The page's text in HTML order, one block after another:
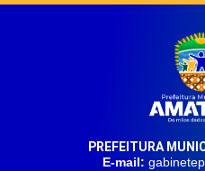
PREFEITURA
E-mail: